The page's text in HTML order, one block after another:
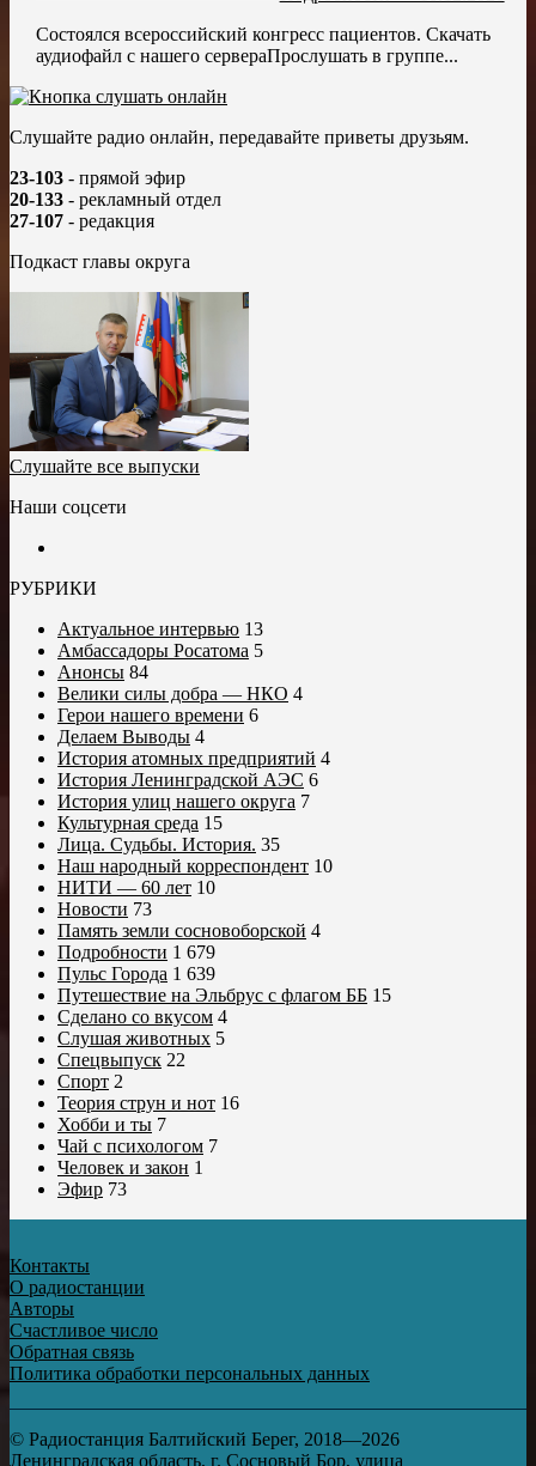
Состоялся всероссийский конгресс пациентов. Скачать
аудиофайл с нашего сервераПрослушать в группе...
Слушайте радио онлайн, передавайте приветы друзьям.
23-103 - прямой эфир
20-133 - рекламный отдел
27-107 - редакция
Подкаст главы округа
Слушайте все выпуски
Наши соцсети
РУБРИКИ
Актуальное интервью 13
Амбассадоры Росатома 5
Анонсы 84
Велики силы добра — НКО 4
Герои нашего времени 6
Делаем Выводы 4
История атомных предприятий 4
История Ленинградской АЭС 6
История улиц нашего округа 7
Культурная среда 15
Лица. Судьбы. История. 35
Наш народный корреспондент 10
НИТИ — 60 лет 10
Новости 73
Память земли сосновоборской 4
Подробности 1 679
Пульс Города 1 639
Путешествие на Эльбрус с флагом ББ 15
Сделано со вкусом 4
Слушая животных 5
Спецвыпуск 22
Спорт 2
Теория струн и нот 16
Хобби и ты 7
Чай с психологом 7
Человек и закон 1
Эфир 73
Контакты
О радиостанции
Авторы
Счастливое число
Обратная связь
Политика обработки персональных данных
© Радиостанция Балтийский Берег, 2018—2026
Ленинградская область, г. Сосновый Бор, улица